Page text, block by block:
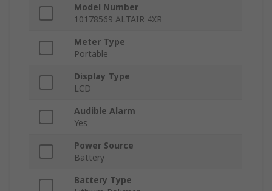
Model Number
10178569 ALTAIR 4XR
Meter Type
Portable
Display Type
LCD
Audible Alarm
Yes
Power Source
Battery
Battery Type